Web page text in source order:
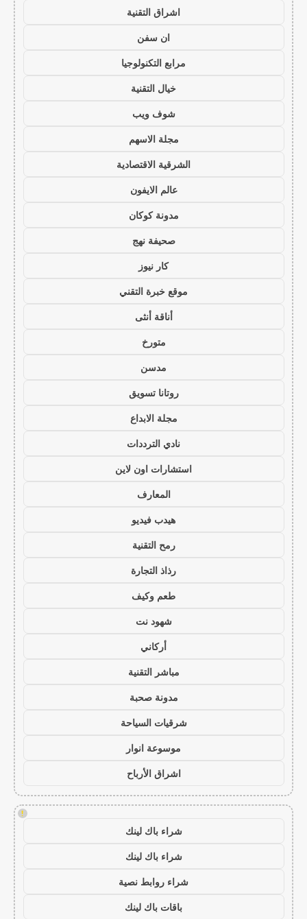
اشراق التقنية
ان سفن
مرابع التكنولوجيا
خيال التقنية
شوف ويب
مجلة الاسهم
الشرقية الاقتصادية
عالم الايفون
مدونة كوكان
صحيفة نهج
كار نيوز
موقع خبرة التقني
أناقة أنثى
متورخ
مدسن
روتانا تسويق
مجلة الابداع
نادي الترددات
استشارات اون لاين
المعارف
هيدب فيديو
رمح التقنية
رذاذ التجارة
طعم وكيف
شهود نت
أركاني
مباشر التقنية
مدونة صحبة
شرقيات السياحة
موسوعة انوار
اشراق الأرباح
!
شراء باك لينك
شراء باك لينك
شراء روابط نصية
باقات باك لينك